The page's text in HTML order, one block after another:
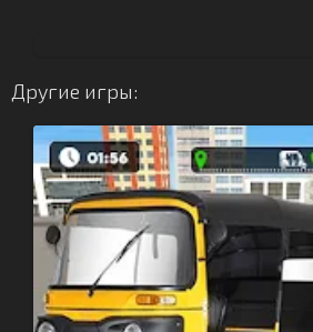
Другие игры: